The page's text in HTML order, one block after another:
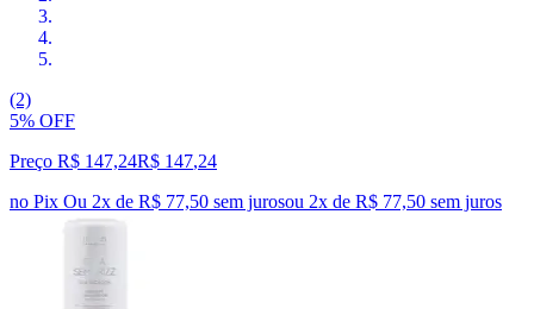
(2)
5% OFF
Preço R$ 147,24R$ 147,24
no Pix Ou 2x de R$ 77,50 sem jurosou 2x de R$ 77,50 sem juros